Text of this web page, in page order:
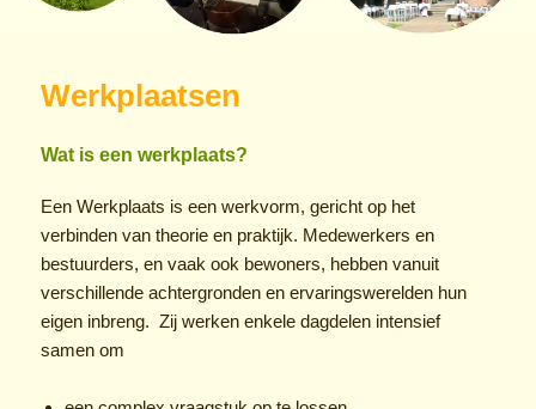
Werkplaatsen
Wat is een werkplaats?
Een Werkplaats is een werkvorm, gericht op het
verbinden van theorie en praktijk. Medewerkers en
bestuurders, en vaak ook bewoners, hebben vanuit
verschillende achtergronden en ervaringswerelden hun
eigen inbreng. Zij werken enkele dagdelen intensief
samen om